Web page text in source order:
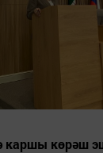
каршы көрәш